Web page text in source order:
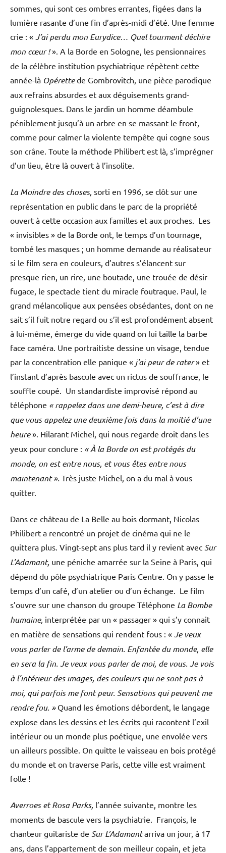
sommes, qui sont ces ombres errantes, figées dans la
lumière rasante d’une fin d’après-midi d’été. Une femme
crie : « J’ai perdu mon Eurydice… Quel tourment déchire
mon cœur !». A la Borde en Sologne, les pensionnaires
de la célèbre institution psychiatrique répètent cette
année-là Opérettede Gombrovitch, une pièce parodique
aux refrains absurdes et aux déguisements grand-
guignolesques. Dans le jardin un homme déambule
péniblement jusqu’à un arbre en se massant le front,
comme pour calmer la violente tempête qui cogne sous
son crâne. Toute la méthode Philibert est là, s’imprégner
d’un lieu, être là ouvert à l’insolite.
La Moindre des choses, sorti en 1996, se clôt sur une
représentation en public dans le parc de la propriété
ouvert à cette occasion aux familles et aux proches. Les
« invisibles » de la Borde ont, le temps d’un tournage,
tombé les masques ; un homme demande au réalisateur
si le film sera en couleurs, d’autres s’élancent sur
presque rien, un rire, une boutade, une trouée de désir
fugace, le spectacle tient du miracle foutraque. Paul, le
grand mélancolique aux pensées obsédantes, dont on ne
sait s’il fuit notre regard ou s’il est profondément absent
à lui-même, émerge du vide quand on lui taille la barbe
face caméra. Une portraitiste dessine un visage, tendue
par la concentration elle panique « j’ai peur de rater» et
l’instant d’après bascule avec un rictus de souffrance, le
souffle coupé. Un standardiste improvisé répond au
téléphone « rappelez dans une demi-heure, c’est à dire
que vous appelez une deuxième fois dans la moitié d’une
heure». Hilarant Michel, qui nous regarde droit dans les
yeux pour conclure : « À la Borde on est protégés du
monde, on est entre nous, et vous êtes entre nous
maintenant ». Très juste Michel, on a du mal à vous
quitter.
Dans ce château de La Belle au bois dormant, Nicolas
Philibert a rencontré un projet de cinéma qui ne le
quittera plus. Vingt-sept ans plus tard il y revient avec Sur
L’Adamant, une péniche amarrée sur la Seine à Paris, qui
dépend du pôle psychiatrique Paris Centre. On y passe le
temps d’un café, d’un atelier ou d’un échange. Le film
s’ouvre sur une chanson du groupe Téléphone La Bombe
humaine, interprétée par un « passager » qui s’y connait
en matière de sensations qui rendent fous : « Je veux
vous parler de l’arme de demain. Enfantée du monde, elle
en sera la fin. Je veux vous parler de moi, de vous. Je vois
à l’intérieur des images, des couleurs qui ne sont pas à
moi, qui parfois me font peur. Sensations qui peuvent me
rendre fou. »Quand les émotions débordent, le langage
explose dans les dessins et les écrits qui racontent l’exil
intérieur ou un monde plus poétique, une envolée vers
un ailleurs possible. On quitte le vaisseau en bois protégé
du monde et on traverse Paris, cette ville est vraiment
folle !
Averroes et Rosa Parks, l’année suivante, montre les
moments de bascule vers la psychiatrie. François, le
chanteur guitariste de Sur L’Adamantarriva un jour, à 17
ans, dans l’appartement de son meilleur copain, et jeta